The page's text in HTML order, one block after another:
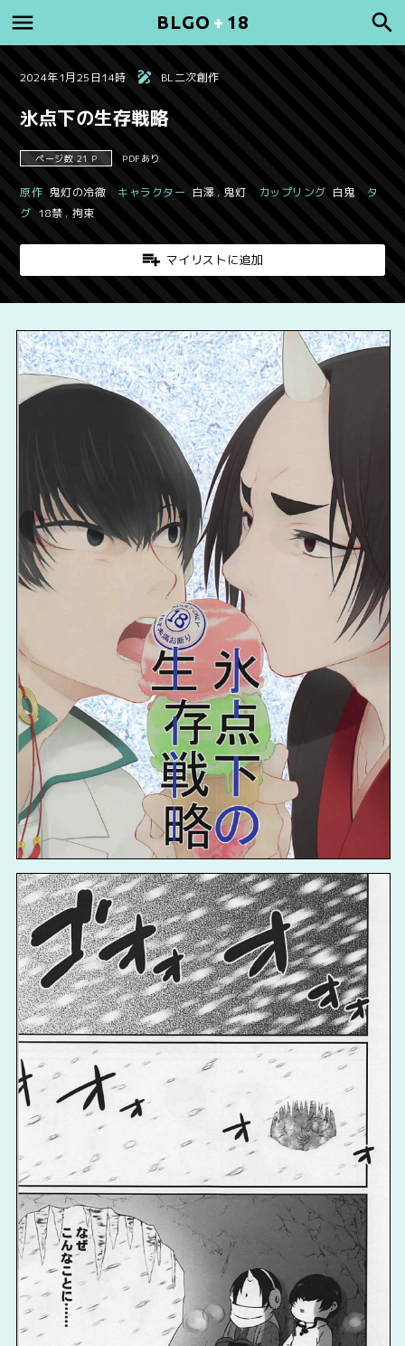
BLGO + 18
2024年1月25日14時 BL二次創作
氷点下の生存戦略
ページ数 21 P PDFあり
原作 鬼灯の冷徹 キャラクター 白澤 , 鬼灯 カップリング 白鬼
タ
グ 18禁 , 拘束
マイリストに追加